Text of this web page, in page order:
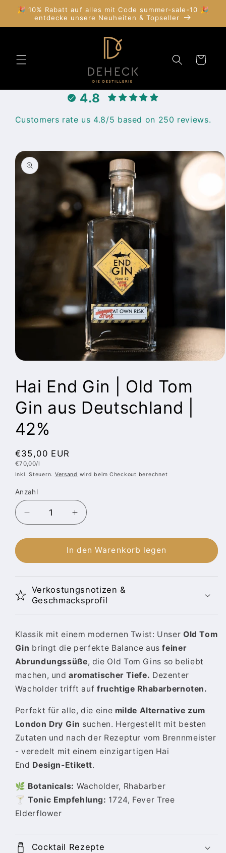
zum
Inhalt
🎉 10% Rabatt auf alles mit Code summer-sale-10 🎉
entdecke unsere Neuheiten & Topseller
Warenkorb
4.8
Customers rate us 4.8/5 based on 250 reviews.
in
Modal
öffnen
Hai End Gin | Old Tom
Gin aus Deutschland |
42%
Normaler
Preis
€35,00 EUR
Grundpreis
€70,00/l
Inkl. Steuern. Versand wird beim Checkout berechnet
Anzahl
Anzahl
Verringere
die
Menge
Hai
|
Old
aus
Deutschland
|
42%
Erhöhe
die
Menge
für
Hai
|
Old
aus
Deutschland
|
42%
In den Warenkorb legen
Verkostungsnotizen &
Geschmacksprofil
Klassik mit einem modernen Twist: Unser Old Tom
Gin bringt die perfekte Balance ausfeiner
Abrundungssüße, die Old Tom Gins so beliebt
machen, undaromatischer Tiefe. Dezenter
Wacholder trifft auf fruchtige Rhabarbernoten.
Perfekt für alle, die eine milde Alternative zum
London Dry Gin suchen. Hergestellt mit besten
Zutaten und nach der Rezeptur vom Brennmeister
- veredelt mit einem einzigartigen Hai
End Design-Etikett.
🌿 Botanicals: Wacholder, Rhabarber
🍸 Tonic Empfehlung: 1724, Fever Tree
Elderflower
Cocktail Rezepte